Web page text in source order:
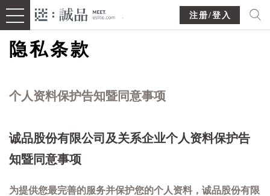
注册/登入
隐私条款
个人资料保护告知暨同意事项
诚品股份有限公司及关系企业个人资料保护告
知暨同意事项
为提供您最完善的服务并保护您的个人资料，诚品股份有限